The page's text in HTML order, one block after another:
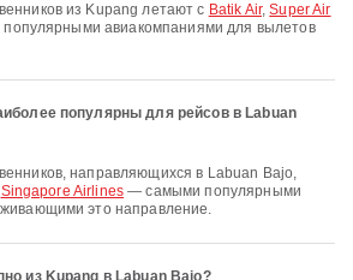
из Kupang летают с Batik Air,Super Air
авиакомпаниями для вылетов
популярны для рейсов в Labuan
Singapore Airlines — самыми популярными
это направление.
из Kupang в Labuan Bajo?